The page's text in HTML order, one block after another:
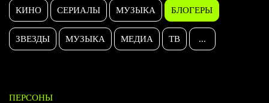
КИНО СЕРИАЛЫ МУЗЫКА БЛОГЕРЫ
ЗВЕЗДЫ МУЗЫКА МЕДИА ТВ ...
ПЕРСОНЫ